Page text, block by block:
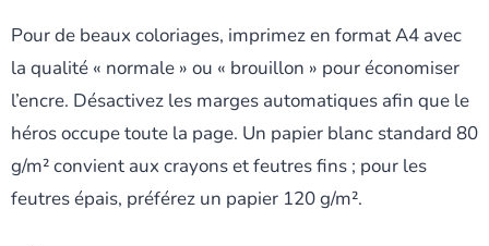
Pour de beaux coloriages, imprimez en format A4 avec
la qualité « normale » ou « brouillon » pour économiser
l’encre. Désactivez les marges automatiques afin que le
héros occupe toute la page. Un papier blanc standard 80
g/m² convient aux crayons et feutres fins ; pour les
feutres épais, préférez un papier 120 g/m².